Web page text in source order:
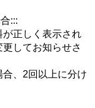
:::
が正しく表示され
してお知らせさ
、2回以上に分け